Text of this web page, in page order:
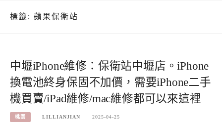
標籤: 蘋果保衛站
中壢iPhone維修：保衛站中壢店。iPhone
換電池終身保固不加價，需要iPhone二手
機買賣/iPad維修/mac維修都可以來這裡
桃園 LILLIANJIAN 2025-04-25